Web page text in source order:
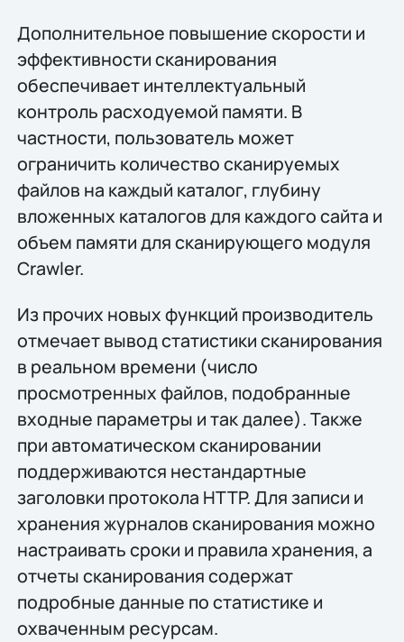
Дополнительное повышение скорости и
эффективности сканирования
обеспечивает интеллектуальный
контроль расходуемой памяти. В
частности, пользователь может
ограничить количество сканируемых
файлов на каждый каталог, глубину
вложенных каталогов для каждого сайта и
объем памяти для сканирующего модуля
Crawler.
Из прочих новых функций производитель
отмечает вывод статистики сканирования
в реальном времени (число
просмотренных файлов, подобранные
входные параметры и так далее). Также
при автоматическом сканировании
поддерживаются нестандартные
заголовки протокола HTTP. Для записи и
хранения журналов сканирования можно
настраивать сроки и правила хранения, а
отчеты сканирования содержат
подробные данные по статистике и
охваченным ресурсам.